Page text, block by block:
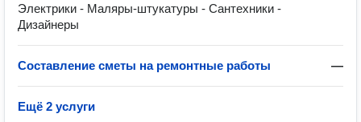
Электрики - Маляры-штукатуры - Сантехники -
Дизайнеры
Составление сметы на ремонтные работы —
Ещё 2 услуги